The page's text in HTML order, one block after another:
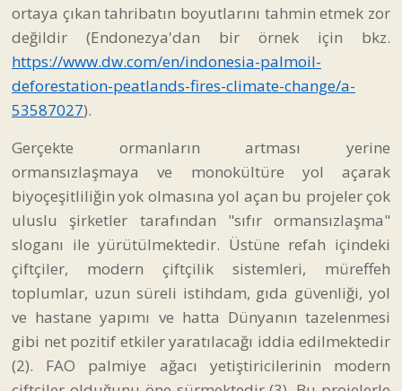
ortaya çıkan tahribatın boyutlarını tahmin etmek zor
değildir (Endonezya'dan bir örnek için bkz.
https://www.dw.com/en/indonesia-palmoil-
deforestation-peatlands-fires-climate-change/a-
53587027).
Gerçekte ormanların artması yerine
ormansızlaşmaya ve monokültüre yol açarak
biyoçeşitliliğin yok olmasına yol açan bu projeler çok
uluslu şirketler tarafından "sıfır ormansızlaşma"
sloganı ile yürütülmektedir. Üstüne refah içindeki
çiftçiler, modern çiftçilik sistemleri, müreffeh
toplumlar, uzun süreli istihdam, gıda güvenliği, yol
ve hastane yapımı ve hatta Dünyanın tazelenmesi
gibi net pozitif etkiler yaratılacağı iddia edilmektedir
(2). FAO palmiye ağacı yetiştiricilerinin modern